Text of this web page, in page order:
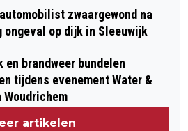
zwaargewond na
ongeval op dijk in Sleeuwijk
en brandweer bundelen
tijdens evenement Water &
Woudrichem
artikelen